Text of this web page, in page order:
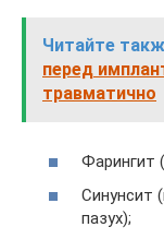
Читайте
перед
травматично
Фарингит
Синунсит
пазух);